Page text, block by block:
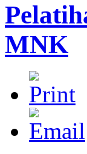
MNK